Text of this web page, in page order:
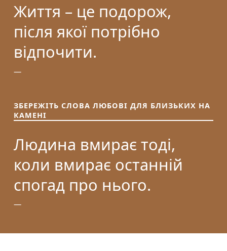
Життя – це подорож,
після якої потрібно
відпочити.
ЗБЕРЕЖІТЬ СЛОВА ЛЮБОВІ ДЛЯ БЛИЗЬКИХ НА
КАМЕНІ
Людина вмирає тоді,
коли вмирає останній
спогад про нього.